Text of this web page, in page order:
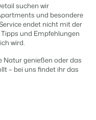
suchen wir
und besondere
endet nicht mit der
und Empfehlungen
wird.
Natur genießen oder das
– bei uns findet ihr das